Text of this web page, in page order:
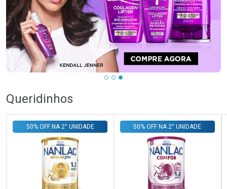
Queridinhos
50% OFF NA 2° UNIDADE 50% OFF NA 2° UNIDADE